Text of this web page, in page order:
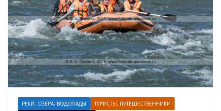
РЕКИ, ОЗЕРА, ВОДОПАДЫ
ТУРИСТЫ, ПУТЕШЕСТВЕННИКИ